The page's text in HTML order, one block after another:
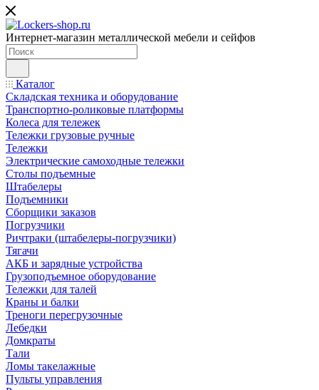
Интернет-магазин металлической мебели и сейфов
Каталог
Складская техника и оборудование
Транспортно-роликовые платформы
Колеса для тележек
Тележки грузовые ручные
Тележки
Электрические самоходные тележки
Столы подъемные
Штабелеры
Подъемники
Сборщики заказов
Погрузчики
Ричтраки (штабелеры-погрузчики)
Тягачи
АКБ и зарядные устройства
Грузоподъемное оборудование
Тележки для талей
Краны и балки
Треноги перегрузочные
Лебедки
Домкраты
Тали
Ломы такелажные
Пульты управления